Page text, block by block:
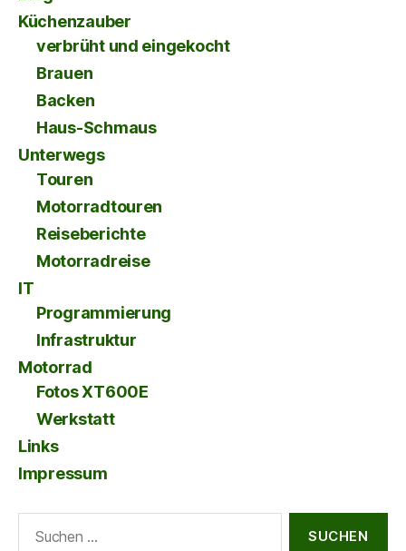
Küchenzauber
verbrüht und eingekocht
Brauen
Backen
Haus-Schmaus
Unterwegs
Touren
Motorradtouren
Reiseberichte
Motorradreise
IT
Programmierung
Infrastruktur
Motorrad
Fotos XT600E
Werkstatt
Links
Impressum
nach: